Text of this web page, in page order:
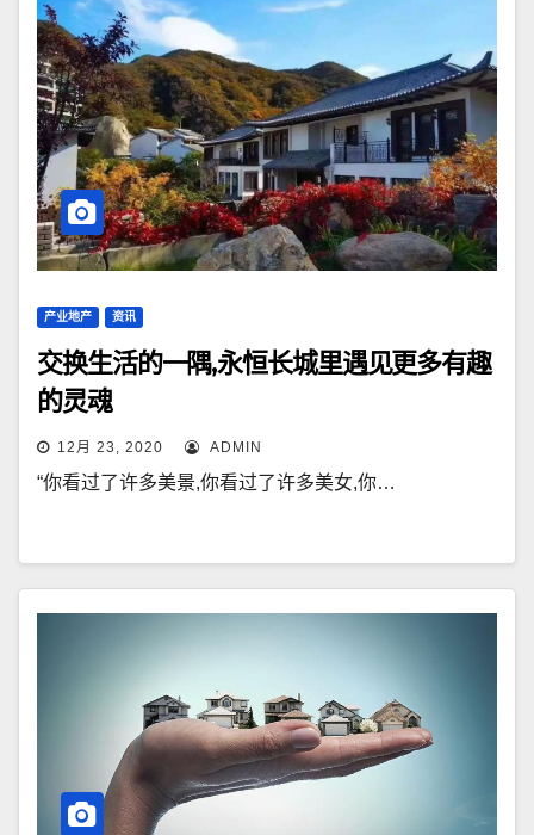
产业地产 资讯
交换生活的一隅,永恒长城里遇见更多有趣
的灵魂
12月 23, 2020 ADMIN
“你看过了许多美景,你看过了许多美女,你…